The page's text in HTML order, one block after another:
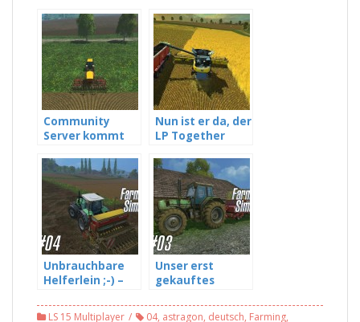
Community
Server kommt
Landwirtschafts
Simulator 15 MP
#02
Nun ist er da, der
LP Together
Landwirtschafts
Simulator 15 MP
#03
Unbrauchbare
Helferlein ;-) –
Simulator 15 #04
Unser erst
gekauftes
Landwirtschafts
LS 15 Multiplayer 04, astragon, deutsch, Farming,